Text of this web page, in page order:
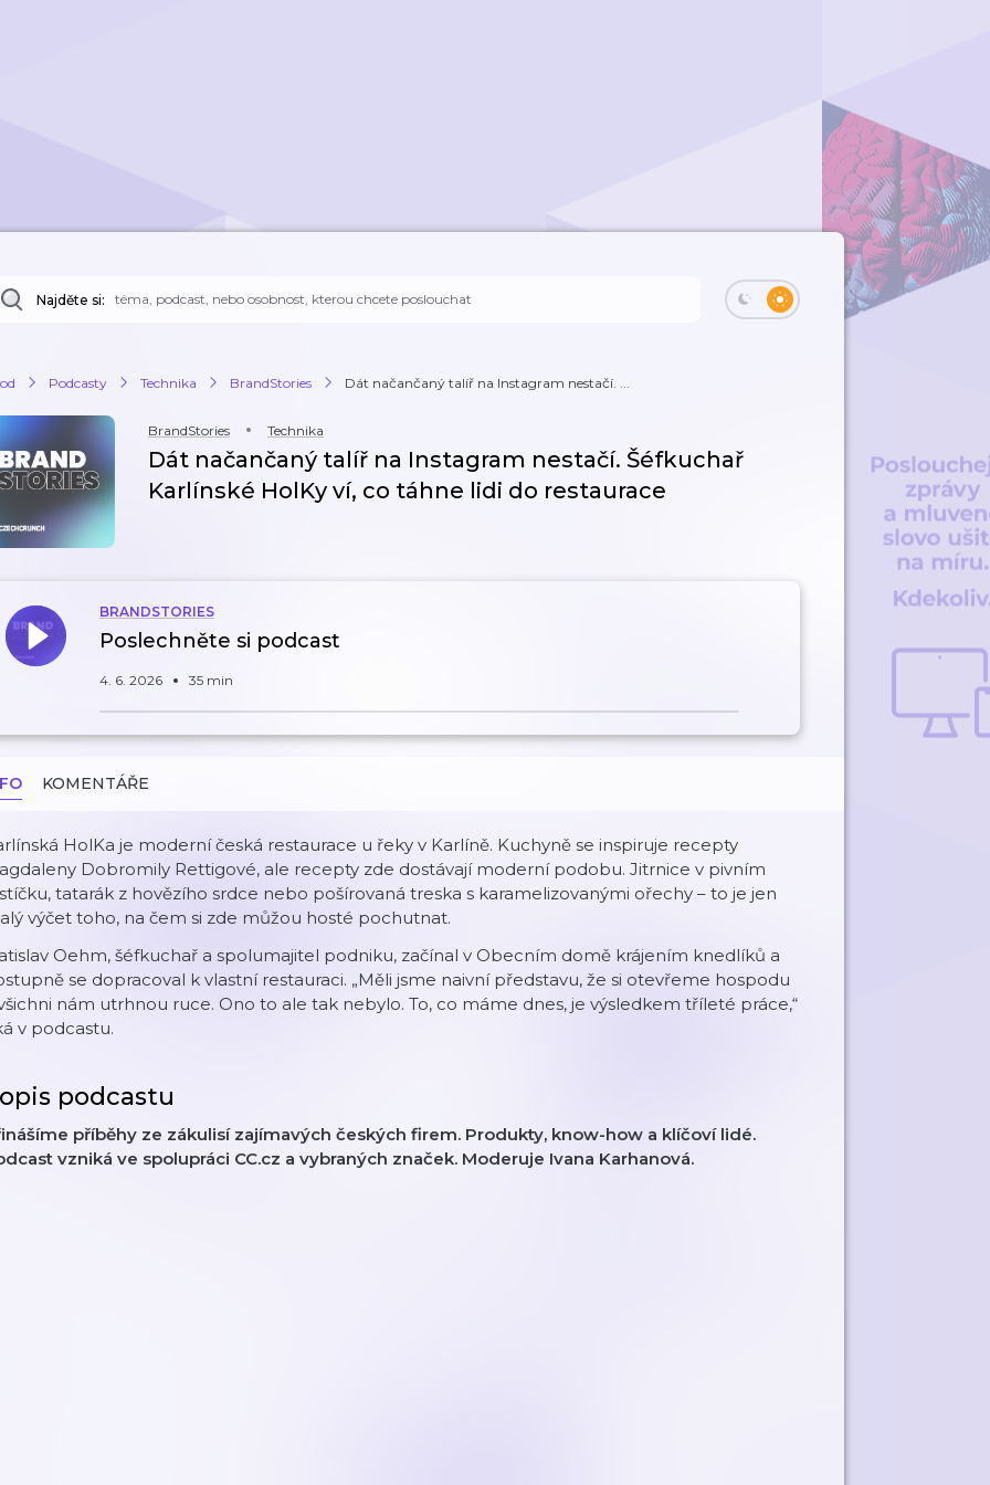
Najděte si:
Podcasty Technika BrandStories Dát načančaný talíř na Instagram nestačí. ...
BrandStories Technika
Dát načančaný talíř na Instagram nestačí. Šéfkuchař
Karlínské HolKy ví, co táhne lidi do restaurace
BRANDSTORIES
Poslechněte si podcast
4. 6. 2026 35 min
KOMENTÁŘE
HolKa je moderní česká restaurace u řeky v Karlíně. Kuchyně se inspiruje recepty
Dobromily Rettigové, ale recepty zde dostávají moderní podobu. Jitrnice v pivním
tatarák z hovězího srdce nebo pošírovaná treska s karamelizovanými ořechy – to je jen
výčet toho, na čem si zde můžou hosté pochutnat.
Oehm, šéfkuchař a spolumajitel podniku, začínal v Obecním domě krájením knedlíků a
se dopracoval k vlastní restauraci. „Měli jsme naivní představu, že si otevřeme hospodu
nám utrhnou ruce. Ono to ale tak nebylo. To, co máme dnes, je výsledkem tříleté práce,“
v podcastu.
podcastu
příběhy ze zákulisí zajímavých českých firem. Produkty, know-how a klíčoví lidé.
vzniká ve spolupráci CC.cz a vybraných značek. Moderuje Ivana Karhanová.